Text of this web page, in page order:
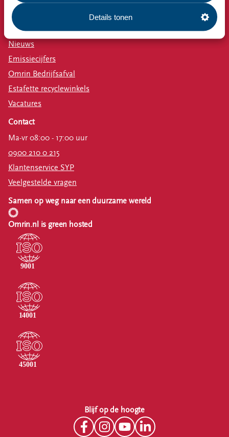
Details tonen
Afval aanmelden
Bekijk ook
Nieuws
Emissiecijfers
Omrin Bedrijfsafval
Estafette recyclewinkels
Vacatures
Contact
Ma-vr 08:00 - 17:00 uur
0900 210 0 215
Klantenservice SYP
Veelgestelde vragen
Samen op weg naar een duurzame wereld
Omrin.nl is green hosted
Blijf op de hoogte